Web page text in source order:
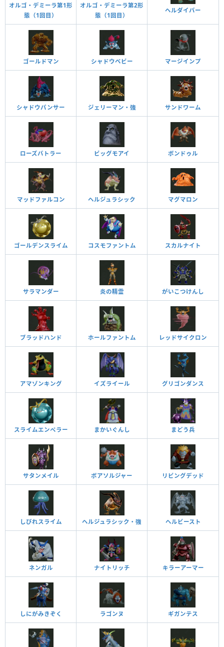
オルゴ・デミーラ第1形
態（1回目）
オルゴ・デミーラ第2形
態（1回目）
ヘルダイバー
ゴールドマン シャドウベビー マージインプ
シャドウパンサー ジェリーマン・強 サンドワーム
ローズバトラー ビッグモアイ ボンドゥル
マッドファルコン ヘルジュラシック マグマロン
ゴールデンスライム コスモファントム スカルナイト
サラマンダー 炎の精霊 がいこつけんし
ブラッドハンド ホールファントム レッドサイクロン
アマゾンキング イズライール グリゴンダンス
スライムエンペラー まかいぐんし まどう兵
サタンメイル ボアソルジャー リビングデッド
しびれスライム ヘルジュラシック・強 ヘルビースト
ネンガル ナイトリッチ キラーアーマー
しにがみきぞく ラゴンヌ ギガンテス